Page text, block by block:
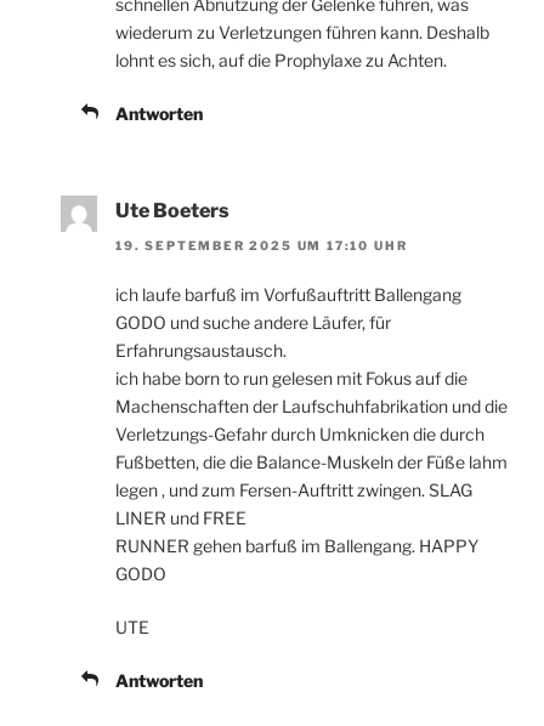
schnellen Abnutzung der Gelenke führen, was
wiederum zu Verletzungen führen kann. Deshalb
lohnt es sich, auf die Prophylaxe zu Achten.
Antworten
Ute Boeters
19. SEPTEMBER 2025 UM 17:10 UHR
ich laufe barfuß im Vorfußauftritt Ballengang
GODO und suche andere Läufer, für
Erfahrungsaustausch.
ich habe born to run gelesen mit Fokus auf die
Machenschaften der Laufschuhfabrikation und die
Verletzungs-Gefahr durch Umknicken die durch
Fußbetten, die die Balance-Muskeln der Füße lahm
legen , und zum Fersen-Auftritt zwingen. SLAG
LINER und FREE
RUNNER gehen barfuß im Ballengang. HAPPY
GODO
UTE
Antworten